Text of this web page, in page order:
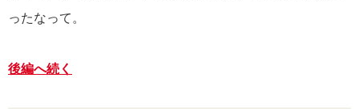
ったなって。
後編へ続く